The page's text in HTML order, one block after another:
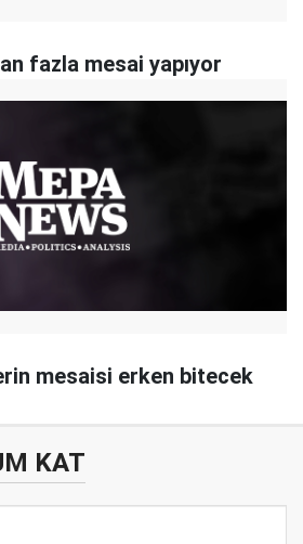
fazla mesai yapıyor
mesaisi erken bitecek
KAT